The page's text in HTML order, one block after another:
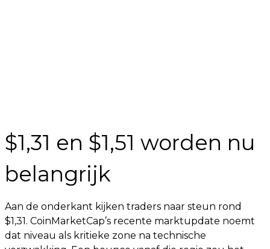
$1,31 en $1,51 worden nu
belangrijk
Aan de onderkant kijken traders naar steun rond
$1,31. CoinMarketCap’s recente marktupdate noemt
dat niveau als kritieke zone na technische